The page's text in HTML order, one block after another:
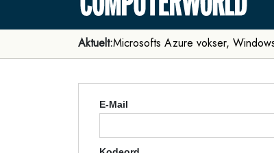
Aktuelt:Microsofts Azure vokser,
E-Mail